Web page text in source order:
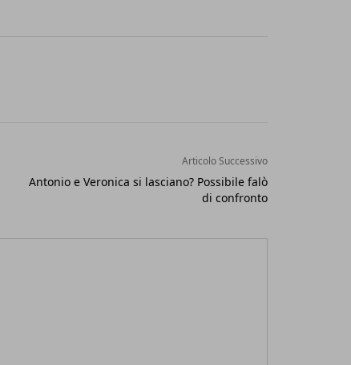
Articolo Successivo
Antonio e Veronica si lasciano? Possibile falò
di confronto